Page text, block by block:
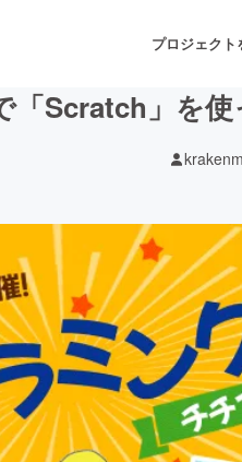
プロジェク
音楽
ゲーム・サービ
書籍・雑誌出版
チャレンジ
「Scratch」を